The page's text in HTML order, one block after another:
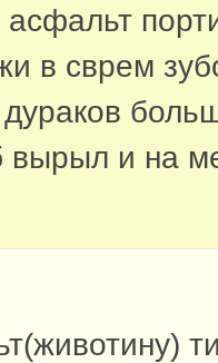
в сврем
дураков
вырыл и на